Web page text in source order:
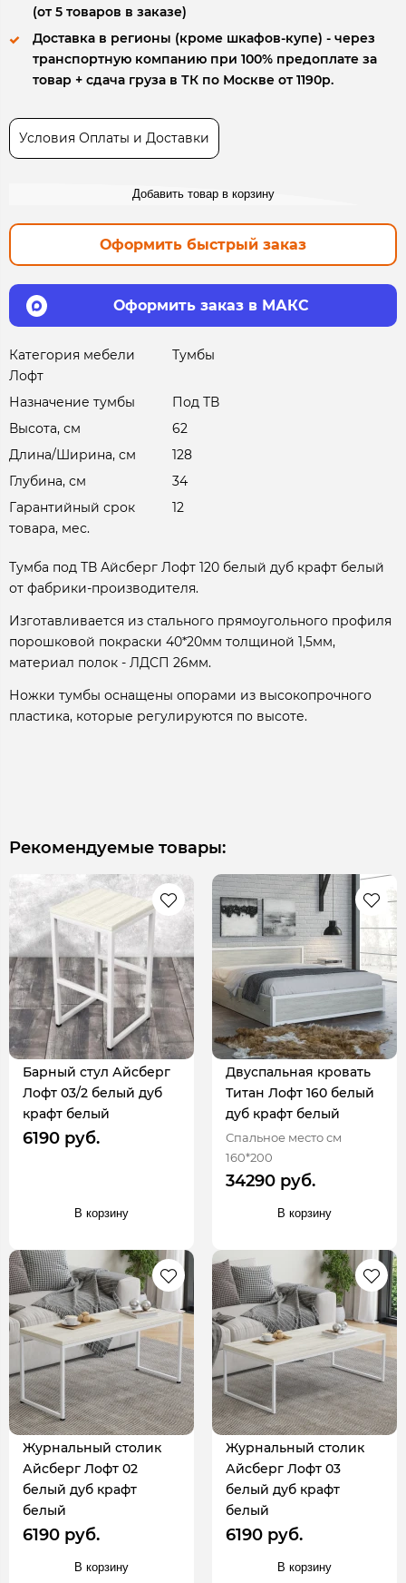
(от 5 товаров в заказе)
Доставка в регионы (кроме шкафов-купе) - через
транспортную компанию при 100% предоплате за
товар + сдача груза в ТК по Москве от 1190р.
Условия Оплаты и Доставки
Добавить товар в корзину
Оформить быстрый заказ
Оформить заказ в МАКС
Категория мебели
Лофт
Тумбы
Назначение тумбы
Под ТВ
Высота, см
62
Длина/Ширина, см
128
Глубина, см
34
Гарантийный срок
товара, мес.
12
Тумба под ТВ Айсберг Лофт 120 белый дуб крафт белый
от фабрики-производителя.
Изготавливается из стального прямоугольного профиля
порошковой покраски 40*20мм толщиной 1,5мм,
материал полок - ЛДСП 26мм.
Ножки тумбы оснащены опорами из высокопрочного
пластика, которые регулируются по высоте.
Рекомендуемые товары:
Барный стул Айсберг
Лофт 03/2 белый дуб
крафт белый
6190 руб.
В корзину
Двуспальная кровать
Титан Лофт 160 белый
дуб крафт белый
Спальное место см
160*200
34290 руб.
В корзину
Журнальный столик
Айсберг Лофт 02
белый дуб крафт
белый
6190 руб.
В корзину
Журнальный столик
Айсберг Лофт 03
белый дуб крафт
белый
6190 руб.
В корзину